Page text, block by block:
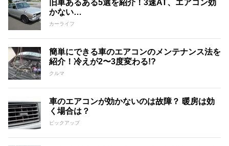
旧車あるある5選を紹介！3速AT、エアコン効
かない…
カーライフ
簡単にできる車のエアコンのメンテナンス法を
紹介！冷えが2〜3度変わる!?
クルマ
車のエアコンが効かないのは故障？ 暖房は効
く場合は？
ピックアップ